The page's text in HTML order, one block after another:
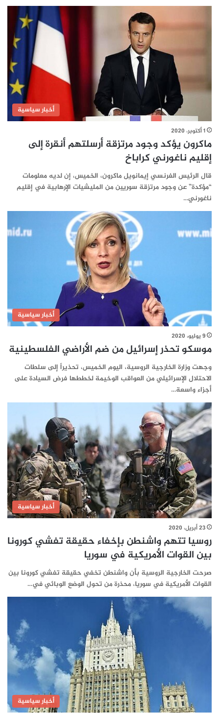
أخبار سياسية
1 أكتوبر، 2020
ماكرون يؤكد وجود مرتزقة أرسلتهم أنقرة إلى
إقليم ناغورني كراباخ
قال الرئيس الفرنسي إيمانويل ماكرون، الخميس، إن لديه معلومات
“مؤكدة” عن وجود مرتزقة سوريين من المليشيات الإرهابية في إقليم
ناغورني…
أخبار سياسية
9 يوليو، 2020
موسكو تحذر إسرائيل من ضم الأراضي الفلسطينية
وجهت وزارة الخارجية الروسية، اليوم الخميس، تحذيراً إلى سلطات
الاحتلال الإسرائيلي من العواقب الوخيمة لخططها فرض السيادة على
أجزاء واسعة…
أخبار سياسية
23 أبريل، 2020
روسيا تتهم واشنطن بإخفاء حقيقة تفشي كورونا
بين القوات الأمريكية في سوريا
صرحت الخارجية الروسية بأن واشنطن تخفي حقيقة تفشي كورونا بين
القوات الأمريكية في سوريا، محذرة من تحول الوضع الوبائي في…
أخبار سياسية